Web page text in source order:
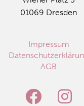
01069 Dres­den
Impressum
AGB